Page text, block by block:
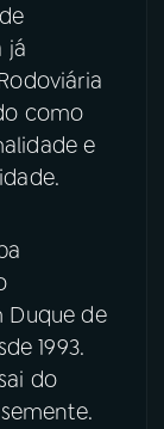
já
como
e
Duque de
1993.
do